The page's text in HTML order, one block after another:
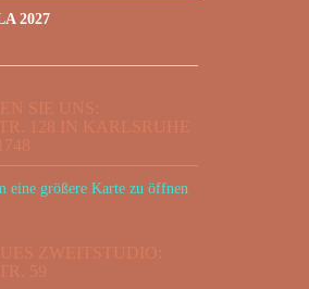
2027
SIE UNS:
128 IN KARLSRUHE
ZWEITSTUDIO:
59